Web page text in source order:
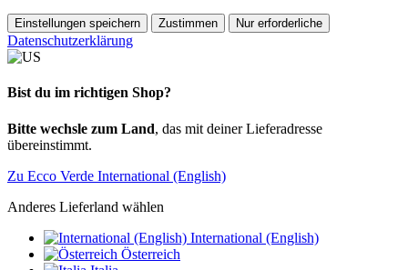
Einstellungen speichern Zustimmen Nur erforderliche
Datenschutzerklärung
Bist du im richtigen Shop?
Bitte wechsle zum Land, das mit deiner Lieferadresse
übereinstimmt.
Zu Ecco Verde International (English)
Anderes Lieferland wählen
International (English)
Österreich